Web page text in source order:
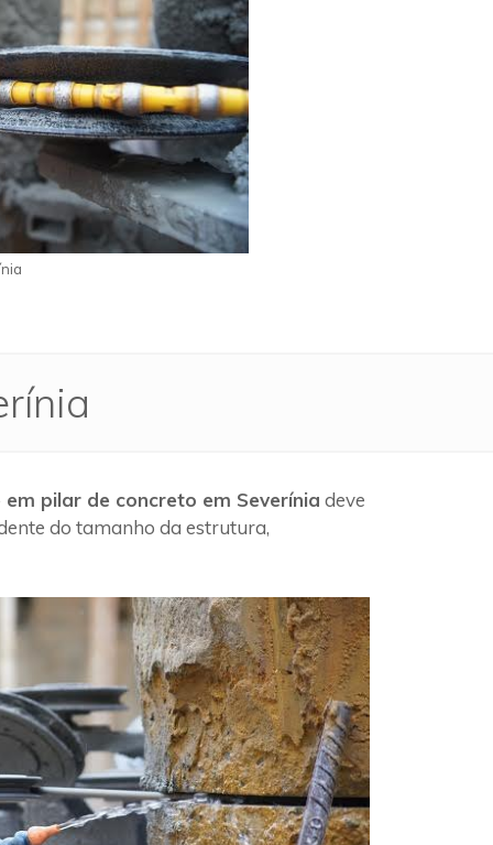
pilar de concreto em Severínia deve
do tamanho da estrutura,